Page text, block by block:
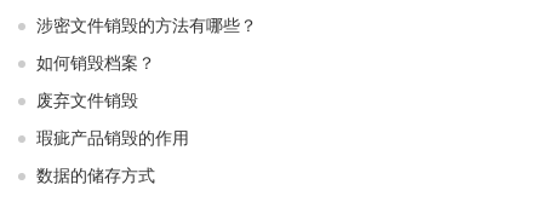
涉密文件销毁的方法有哪些？
如何销毁档案？
废弃文件销毁
瑕疵产品销毁的作用
数据的储存方式